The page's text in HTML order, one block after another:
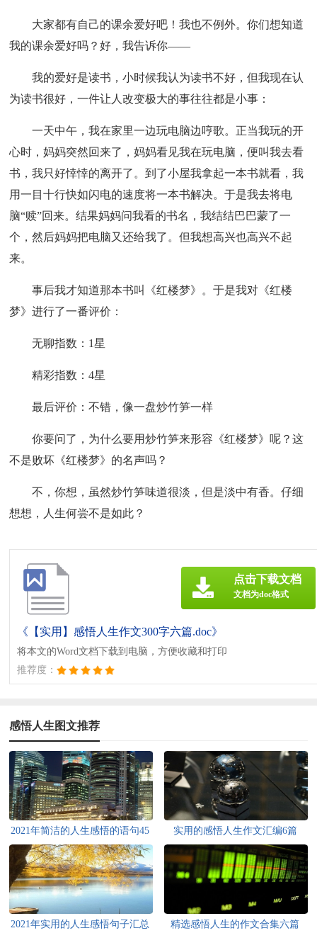
大家都有自己的课余爱好吧！我也不例外。你们想知道
我的课余爱好吗？好，我告诉你——
我的爱好是读书，小时候我认为读书不好，但我现在认
为读书很好，一件让人改变极大的事往往都是小事：
一天中午，我在家里一边玩电脑边哼歌。正当我玩的开
心时，妈妈突然回来了，妈妈看见我在玩电脑，便叫我去看
书，我只好悻悻的离开了。到了小屋我拿起一本书就看，我
用一目十行快如闪电的速度将一本书解决。于是我去将电
脑“赎”回来。结果妈妈问我看的书名，我结结巴巴蒙了一
个，然后妈妈把电脑又还给我了。但我想高兴也高兴不起
来。
事后我才知道那本书叫《红楼梦》。于是我对《红楼
梦》进行了一番评价：
无聊指数：1星
精彩指数：4星
最后评价：不错，像一盘炒竹笋一样
你要问了，为什么要用炒竹笋来形容《红楼梦》呢？这
不是败坏《红楼梦》的名声吗？
不，你想，虽然炒竹笋味道很淡，但是淡中有香。仔细
想想，人生何尝不是如此？
《【实用】感悟人生作文300字六篇.doc》
将本文的Word文档下载到电脑，方便收藏和打印
推荐度：
点击下载文档
文档为doc格式
感悟人生图文推荐
2021年简洁的人生感悟的语句45
条
实用的感悟人生作文汇编6篇
2021年实用的人生感悟句子汇总
精选感悟人生的作文合集六篇